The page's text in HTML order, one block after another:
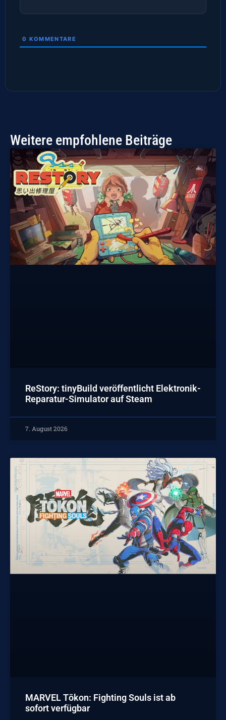
0 KOMMENTARE
Weitere empfohlene Beiträge
ReStory: tinyBuild veröffentlicht Elektronik-
Reparatur-Simulator auf Steam
7. August 2026
MARVEL Tōkon: Fighting Souls ist ab
sofort verfügbar